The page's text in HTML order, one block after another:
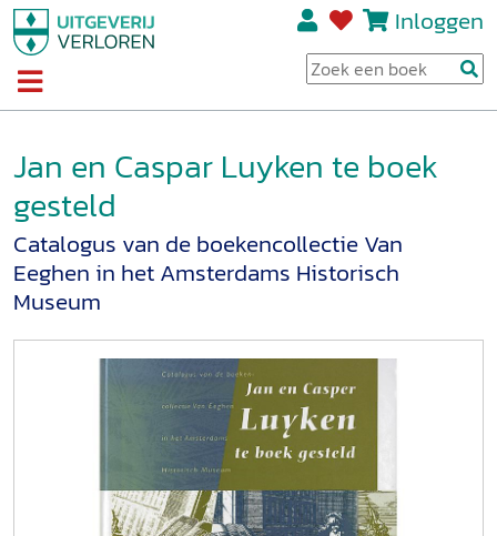
Inloggen
Jan en Caspar Luyken te boek
gesteld
Catalogus van de boekencollectie Van
Eeghen in het Amsterdams Historisch
Museum